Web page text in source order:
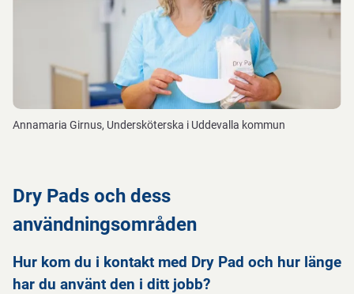
Annamaria Girnus, Undersköterska i Uddevalla kommun
Dry Pads och dess
användningsområden
Hur kom du i kontakt med Dry Pad och hur länge
har du använt den i ditt jobb?